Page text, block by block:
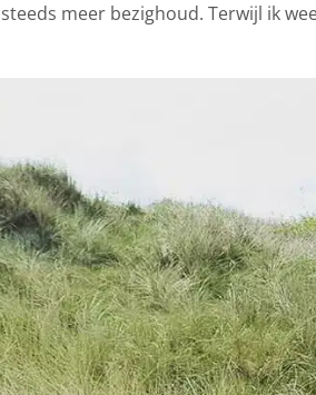
meer bezighoud. Terwijl ik